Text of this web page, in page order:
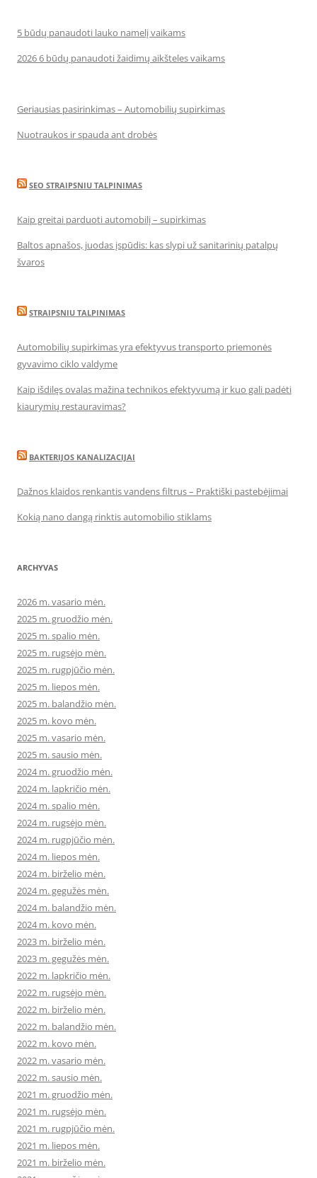
5 būdų panaudoti lauko namelį vaikams
2026 6 būdų panaudoti žaidimų aikšteles vaikams
Geriausias pasirinkimas – Automobilių supirkimas
Nuotraukos ir spauda ant drobės
SEO STRAIPSNIU TALPINIMAS
Kaip greitai parduoti automobilį – supirkimas
Baltos apnašos, juodas įspūdis: kas slypi už sanitarinių patalpų
švaros
STRAIPSNIU TALPINIMAS
Automobilių supirkimas yra efektyvus transporto priemonės
gyvavimo ciklo valdyme
Kaip išdilęs ovalas mažina technikos efektyvumą ir kuo gali padėti
kiaurymių restauravimas?
BAKTERIJOS KANALIZACIJAI
Dažnos klaidos renkantis vandens filtrus – Praktiški pastebėjimai
Kokią nano dangą rinktis automobilio stiklams
ARCHYVAS
2026 m. vasario mėn.
2025 m. gruodžio mėn.
2025 m. spalio mėn.
2025 m. rugsėjo mėn.
2025 m. rugpjūčio mėn.
2025 m. liepos mėn.
2025 m. balandžio mėn.
2025 m. kovo mėn.
2025 m. vasario mėn.
2025 m. sausio mėn.
2024 m. gruodžio mėn.
2024 m. lapkričio mėn.
2024 m. spalio mėn.
2024 m. rugsėjo mėn.
2024 m. rugpjūčio mėn.
2024 m. liepos mėn.
2024 m. birželio mėn.
2024 m. gegužės mėn.
2024 m. balandžio mėn.
2024 m. kovo mėn.
2023 m. birželio mėn.
2023 m. gegužės mėn.
2022 m. lapkričio mėn.
2022 m. rugsėjo mėn.
2022 m. birželio mėn.
2022 m. balandžio mėn.
2022 m. kovo mėn.
2022 m. vasario mėn.
2022 m. sausio mėn.
2021 m. gruodžio mėn.
2021 m. rugsėjo mėn.
2021 m. rugpjūčio mėn.
2021 m. liepos mėn.
2021 m. birželio mėn.